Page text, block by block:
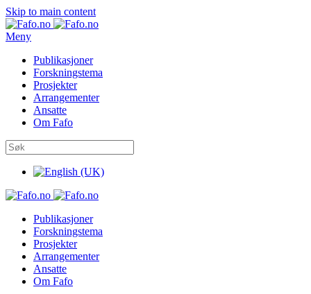
Skip to main content
Meny
Publikasjoner
Forskningstema
Prosjekter
Arrangementer
Ansatte
Om Fafo
Publikasjoner
Forskningstema
Prosjekter
Arrangementer
Ansatte
Om Fafo